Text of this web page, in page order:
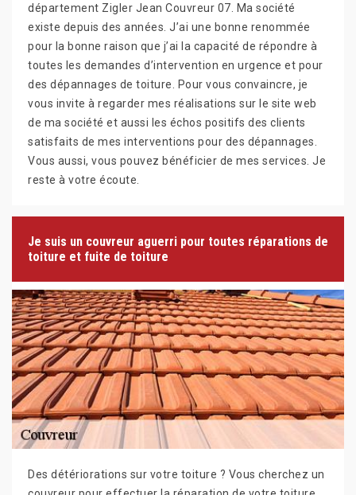
département Zigler Jean Couvreur 07. Ma société
existe depuis des années. J’ai une bonne renommée
pour la bonne raison que j’ai la capacité de répondre à
toutes les demandes d’intervention en urgence et pour
des dépannages de toiture. Pour vous convaincre, je
vous invite à regarder mes réalisations sur le site web
de ma société et aussi les échos positifs des clients
satisfaits de mes interventions pour des dépannages.
Vous aussi, vous pouvez bénéficier de mes services. Je
reste à votre écoute.
Je suis un couvreur aguerri pour toutes réparations de
toiture et fuite de toiture
Des détériorations sur votre toiture ? Vous cherchez un